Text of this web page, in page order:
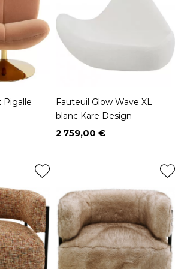
Pigalle
Fauteuil Glow Wave XL
blanc Kare Design
Prix
2 759,00 €